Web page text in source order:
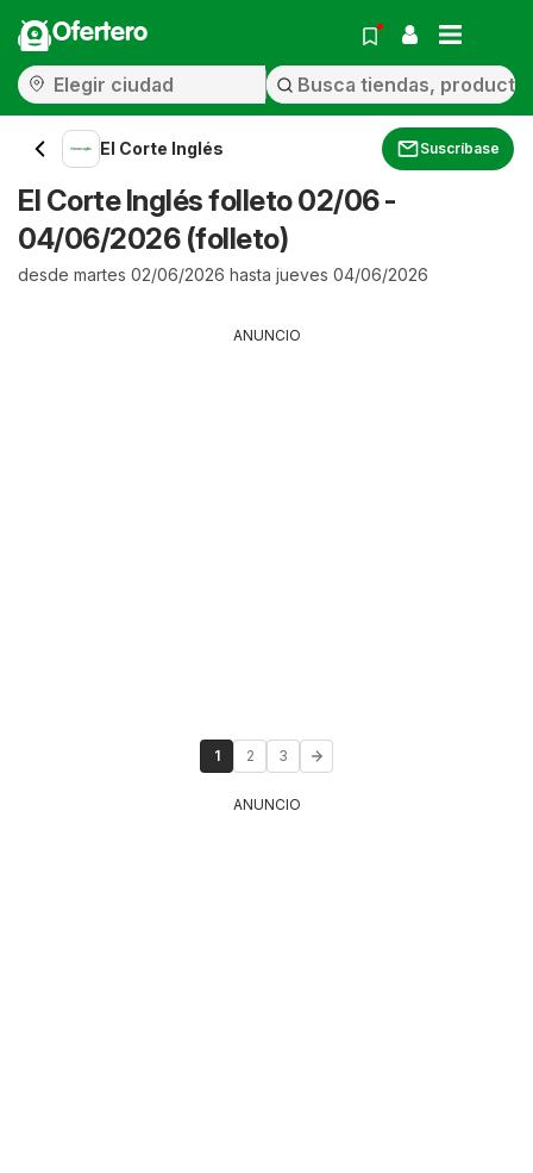
Ofertero
El Corte Inglés Suscríbase
El Corte Inglés folleto 02/06 -
04/06/2026 (folleto)
desde martes 02/06/2026 hasta jueves 04/06/2026
ANUNCIO
1 2 3
ANUNCIO